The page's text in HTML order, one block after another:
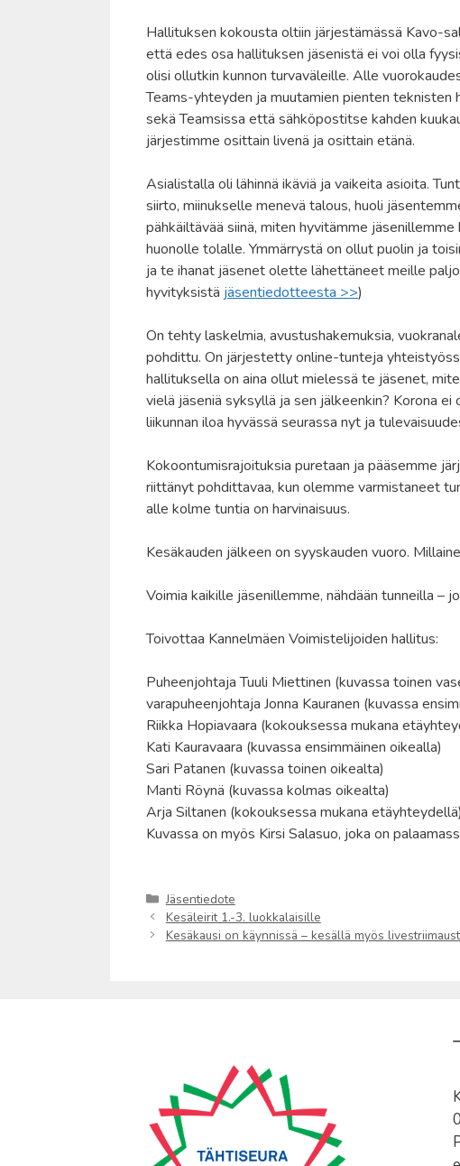
Hallituksen kokousta oltiin järjestämässä Kavo-
että edes osa hallituksen jäsenistä ei voi olla
olisi ollutkin kunnon turvaväleille. Alle
Teams-yhteyden ja muutamien pienten teknisten
sekä Teamsissa että sähköpostitse kahden
järjestimme osittain livenä ja osittain etänä.
Asialistalla oli lähinnä ikäviä ja vaikeita asioita.
siirto, miinukselle menevä talous, huoli
pähkäiltävää siinä, miten hyvitämme
huonolle tolalle. Ymmärrystä on ollut puolin ja
ja te ihanat jäsenet olette lähettäneet meille
hyvityksistä jäsentiedotteesta >>)
On tehty laskelmia, avustushakemuksia,
pohdittu. On järjestetty online-tunteja
hallituksella on aina ollut mielessä te jäsenet,
vielä jäseniä syksyllä ja sen jälkeenkin? Korona
liikunnan iloa hyvässä seurassa nyt ja
Kokoontumisrajoituksia puretaan ja pääsemme
riittänyt pohdittavaa, kun olemme varmistaneet
alle kolme tuntia on harvinaisuus.
Kesäkauden jälkeen on syyskauden vuoro.
Voimia kaikille jäsenillemme, nähdään tunneilla –
Toivottaa Kannelmäen Voimistelijoiden hallitus:
Puheenjohtaja Tuuli Miettinen (kuvassa toinen
varapuheenjohtaja Jonna Kauranen (kuvassa
Riikka Hopiavaara (kokouksessa mukana
Kati Kauravaara (kuvassa ensimmäinen oikealla)
Sari Patanen (kuvassa toinen oikealta)
Manti Röynä (kuvassa kolmas oikealta)
Arja Siltanen (kokouksessa mukana etäyhteydellä)
Kuvassa on myös Kirsi Salasuo, joka on
Kategoriat
Jäsentiedote
Kesäleirit 1.-3. luokkalaisille
Kesäkausi on käynnissä – kesällä myös